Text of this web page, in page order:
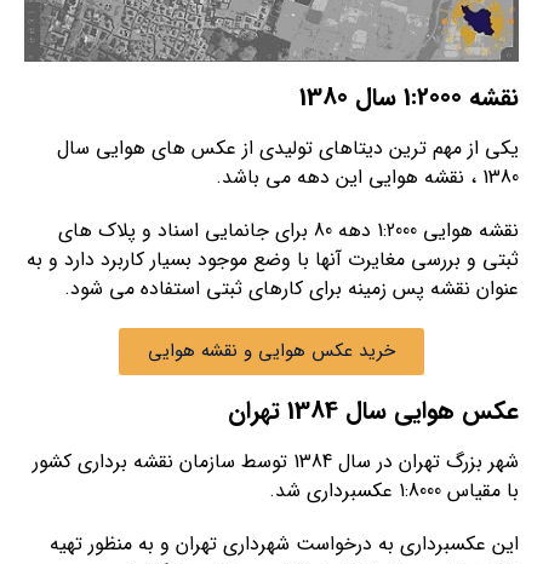
نقشه 1:2000 سال 1380
یکی از مهم ترین دیتاهای تولیدی از عکس های هوایی سال
1380 ، نقشه هوایی این دهه می باشد.
نقشه هوایی 1:2000 دهه 80 برای جانمایی اسناد و پلاک های
ثبتی و بررسی مغایرت آنها با وضع موجود بسیار کاربرد دارد و به
عنوان نقشه پس زمینه برای کارهای ثبتی استفاده می شود.
خرید عکس هوایی و نقشه هوایی
عکس هوایی سال 1384 تهران
شهر بزرگ تهران در سال 1384 توسط سازمان نقشه برداری کشور
با مقیاس 1:8000 عکسبرداری شد.
این عکسبرداری به درخواست شهرداری تهران و به منظور تهیه